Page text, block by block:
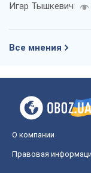
Игар Тышкевич
Все мнения
О компании
Правовая